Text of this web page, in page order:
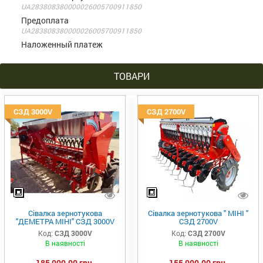
UA283808380000026005700911850
Предоплата
UA283808380000026005700911850
Наложенный платеж
ТОВАРИ
СЗД 3000V
Сівалка зернотукова
"ДЕМЕТРА МІНІ" СЗД 3000V
Код: СЗД 3000V
В наявності
СЗД 2700V
Сівалка зернотукова " МІНІ "
СЗД 2700V
Код: СЗД 2700V
В наявності